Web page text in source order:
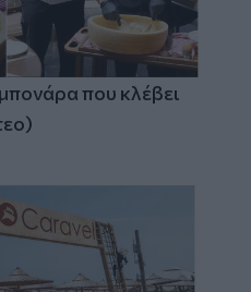
που κλέβει